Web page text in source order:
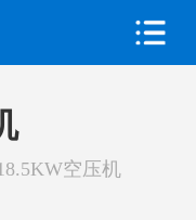
空压机